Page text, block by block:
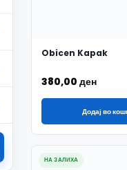
Obicen Kapak
380,00 ден
Додај во
НА ЗАЛИХА